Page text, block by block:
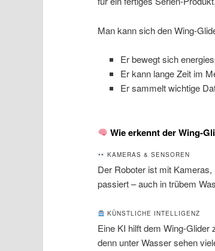
Man kann sich den Wing-
Er bewegt sich
Er kann lange Zeit im
Er sammelt wichtige
Wie erkennt der Wing-
KAMERAS & SENSOREN
Der Roboter ist mit
passiert – auch in trübem
KÜNSTLICHE INTELLIGENZ
Eine KI hilft dem Wing-
denn unter Wasser sehen